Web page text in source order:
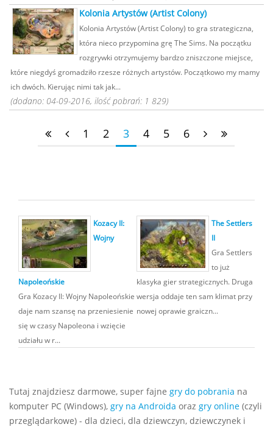
Kolonia Artystów (Artist Colony)
Kolonia Artystów (Artist Colony) to gra strategiczna,
która nieco przypomina grę The Sims. Na początku
rozgrywki otrzymujemy bardzo zniszczone miejsce,
które niegdyś gromadziło rzesze różnych artystów. Początkowo my mamy
ich dwóch. Kierując nimi tak jak...
(dodano: 04-09-2016, ilość pobrań: 1 829)
1 2 3 4 5 6
Kozacy II:
Wojny
Napoleońskie
Gra Kozacy II: Wojny Napoleońskie
daje nam szansę na przeniesienie
się w czasy Napoleona i wzięcie
udziału w r...
The Settlers
II
Gra Settlers
to już
klasyka gier strategicznych. Druga
wersja oddaje ten sam klimat przy
nowej oprawie graiczn...
Tutaj znajdziesz darmowe, super fajne gry do pobrania na
komputer PC (Windows), gry na Androida oraz gry online (czyli
przeglądarkowe) - dla dzieci, dla dziewczyn, dziewczynek i